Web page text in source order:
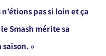
pas si loin et ça
Smash mérite sa
saison. »